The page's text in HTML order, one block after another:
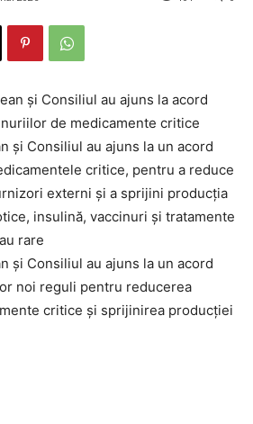
și Consiliul au ajuns la un acord
critice, pentru a reduce
externi și a sprijini producția
insulină, vaccinuri și tratamente
rare
și Consiliul au ajuns la un acord
noi reguli pentru reducerea
critice și sprijinirea producției